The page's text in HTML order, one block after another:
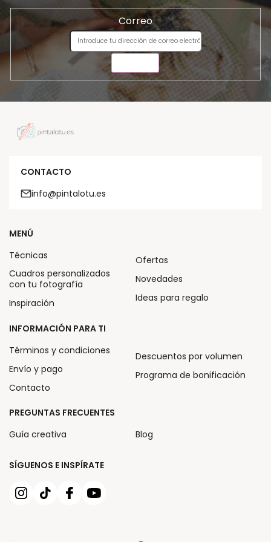
Correo
CONTACTO
info@pintalotu.es
SÍGUENOS E INSPÍRATE
MENÚ
Técnicas
Cuadros personalizados
con tu fotografía
Inspiración
Ofertas
Novedades
Ideas para regalo
INFORMACIÓN PARA TI
Términos y condiciones
Envío y pago
Contacto
Descuentos por volumen
Programa de bonificación
PREGUNTAS FRECUENTES
Guía creativa
Blog